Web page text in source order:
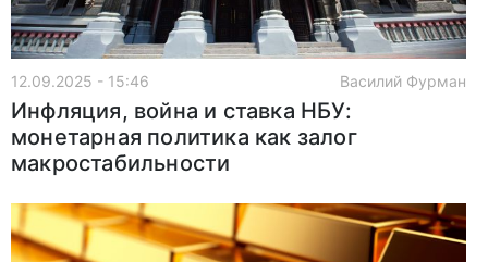
12.09.2025 - 15:46 Василий Фурман
Инфляция, война и ставка НБУ:
монетарная политика как залог
макростабильности